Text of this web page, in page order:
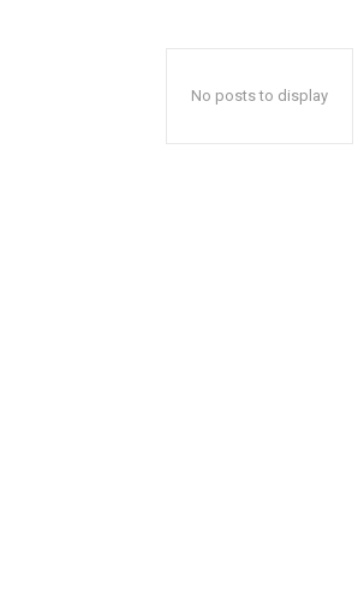
No posts to display